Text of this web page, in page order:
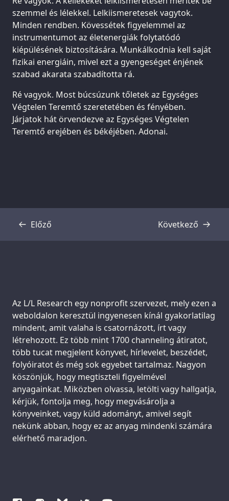
szemmel és lélekkel. Lelkiismeretesek vagytok.
Minden rendben. Kövessétek figyelemmel az
instrumentumot az életenergiák folytatódó
kiépülésének biztosítására. Munkálkodnia kell saját
fizikai energiáin, mivel ezt a gyengeséget énjének
szabad akarata szabadította rá.
Ré vagyok. Most búcsúzunk tőletek az Egységes
Végtelen Teremtő szeretetében és fényében.
Járjatok hát örvendezve az Egységes Végtelen
Teremtő erejében és békéjében. Adonai.
Előző
Átirat Következő
Átirat
Support us:
Az L/L Research egy nonprofit szervezet, mely ezen a
weboldalon keresztül ingyenesen kínál gyakorlatilag
mindent, amit valaha is csatornázott, írt vagy
létrehozott. Ez több mint 1700 channeling átiratot,
több tucat megjelent könyvet, hírlevelet, beszédet,
folyóiratot és még sok egyebet tartalmaz. Nagyon
köszönjük, hogy megtiszteli figyelmével
anyagainkat. Miközben olvassa, letölti vagy hallgatja,
kérjük, fontolja meg, hogy megvásárolja a
könyveinket, vagy küld adományt, amivel segít
nekünk abban, hogy ez az anyag mindenki számára
elérhető maradjon.